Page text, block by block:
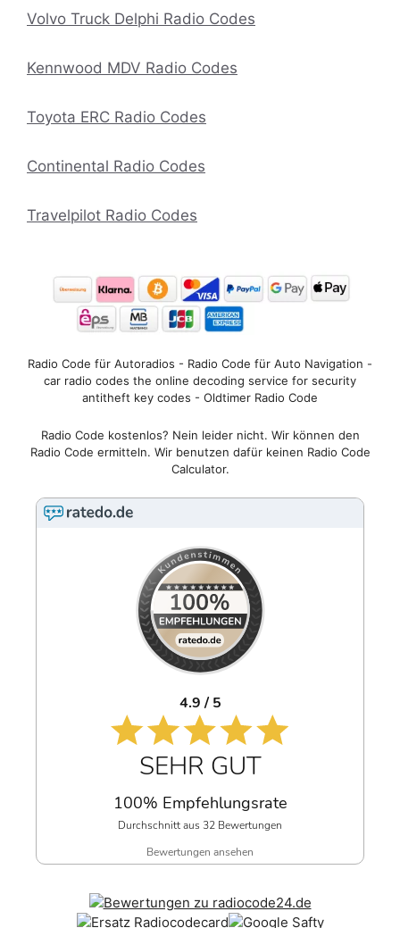
Volvo Truck Delphi Radio Codes
Kennwood MDV Radio Codes
Toyota ERC Radio Codes
Continental Radio Codes
Travelpilot Radio Codes
Radio Code für Autoradios - Radio Code für Auto Navigation -
car radio codes the online decoding service for security
antitheft key codes - Oldtimer Radio Code
Radio Code kostenlos? Nein leider nicht. Wir können den
Radio Code ermitteln. Wir benutzen dafür keinen Radio Code
Calculator.
4.9 / 5
SEHR GUT
100% Empfehlungsrate
Durchschnitt aus 32 Bewertungen
Bewertungen ansehen